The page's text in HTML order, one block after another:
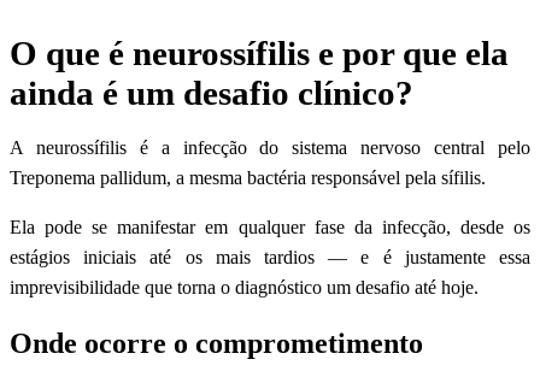
O que é neurossífilis e por que ela
ainda é um desafio clínico?
A neurossífilis é a infecção do sistema nervoso central pelo
Treponema pallidum, a mesma bactéria responsável pela sífilis.
Ela pode se manifestar em qualquer fase da infecção, desde os
estágios iniciais até os mais tardios — e é justamente essa
imprevisibilidade que torna o diagnóstico um desafio até hoje.
Onde ocorre o comprometimento